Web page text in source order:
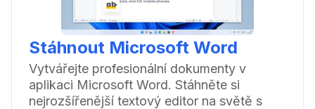
Stáhnout Microsoft Word
Vytvářejte profesionální dokumenty v
aplikaci Microsoft Word. Stáhněte si
nejrozšířenější textový editor na světě s